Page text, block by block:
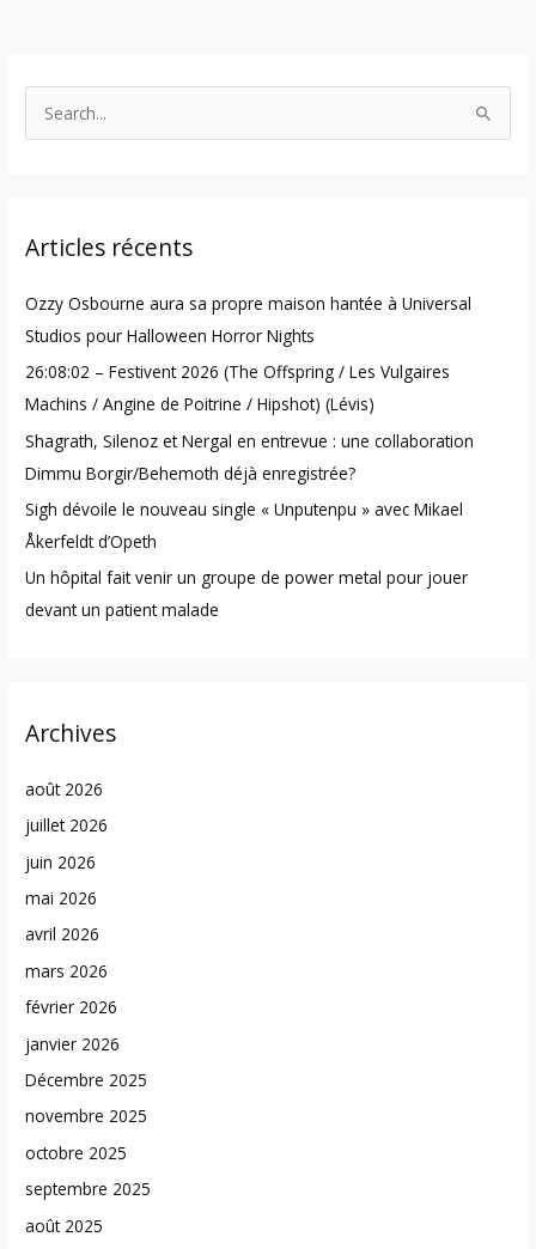
c
f
o
r
:
Articles récents
Ozzy Osbourne aura sa propre maison hantée à Universal
Studios pour Halloween Horror Nights
26:08:02 – Festivent 2026 (The Offspring / Les Vulgaires
Machins / Angine de Poitrine / Hipshot) (Lévis)
Shagrath, Silenoz et Nergal en entrevue : une collaboration
Dimmu Borgir/Behemoth déjà enregistrée?
Sigh dévoile le nouveau single « Unputenpu » avec Mikael
Åkerfeldt d’Opeth
Un hôpital fait venir un groupe de power metal pour jouer
devant un patient malade
Archives
août 2026
juillet 2026
juin 2026
mai 2026
avril 2026
mars 2026
février 2026
janvier 2026
Décembre 2025
novembre 2025
octobre 2025
septembre 2025
août 2025